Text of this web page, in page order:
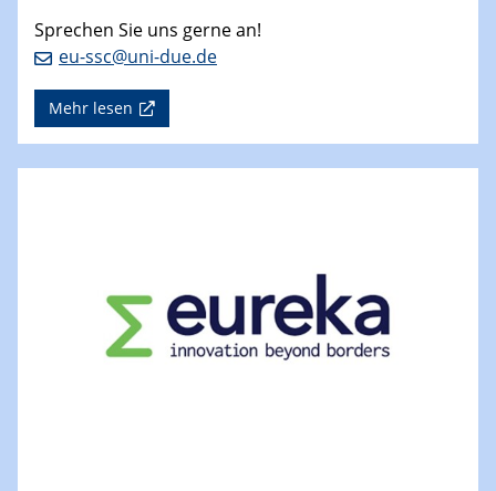
Sprechen Sie uns gerne an!
eu-ssc@uni-due.de
Mehr lesen